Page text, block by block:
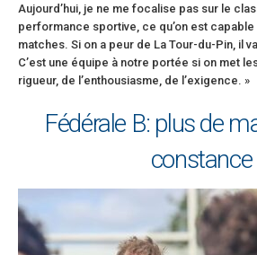
Aujourd’hui, je ne me focalise pas sur le
performance sportive, ce qu’on est
matches. Si on a peur de La Tour-du-Pin, il
C’est une équipe à notre portée si on met
rigueur, de l’enthousiasme, de l’exigence. »
Fédérale B: plus de
constance